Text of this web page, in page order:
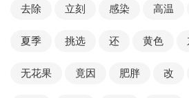
去除 立刻 感染 高温
夏季 挑选 还 黄色
无花果 竟因 肥胖 改